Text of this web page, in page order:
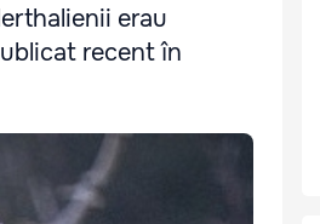
erau
recent în